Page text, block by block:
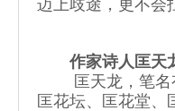
迈上歧途，更不会
作家诗人匡天
匡天龙，笔名有
匡花坛、匡花堂、